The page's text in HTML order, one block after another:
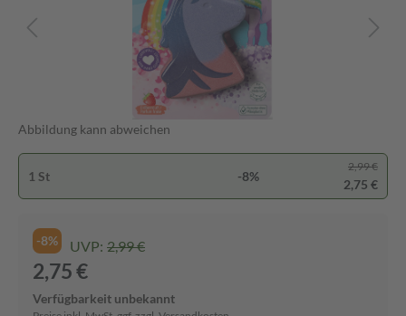
Abbildung kann abweichen
1 St -8%
2,99 €
2,75 €
-8% UVP: 2,99 €
2,75 €
Verfügbarkeit unbekannt